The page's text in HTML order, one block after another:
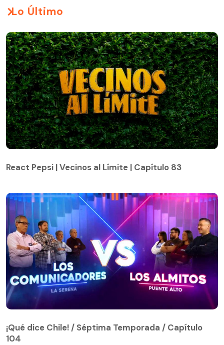
Lo Último
React Pepsi | Vecinos al Límite | Capítulo 83
104
¡Qué dice Chile! / Séptima Temporada / Capítulo
104